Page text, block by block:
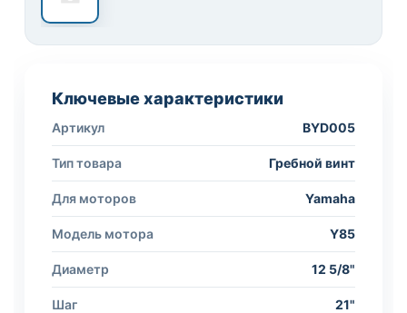
Ключевые характеристики
Артикул BYD005
Тип товара Гребной винт
Для моторов Yamaha
Модель мотора Y85
Диаметр 12 5/8"
Шаг 21"